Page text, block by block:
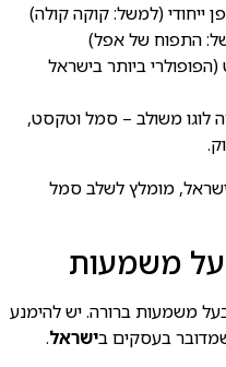
ייחודי (למשל: קוקה קולה)
התפוח של אפל)
ביותר בישראל
לוגו משולב – סמל וטקסט,
מומלץ לשלב סמל
משמעות
משמעות ברורה. יש להימנע
בעסקים בישראל.